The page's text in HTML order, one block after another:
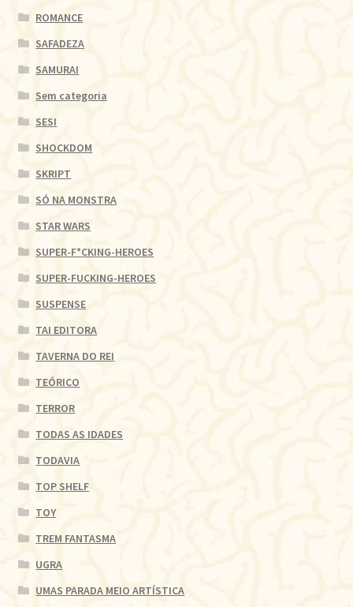
ROMANCE
SAFADEZA
SAMURAI
Sem categoria
SESI
SHOCKDOM
SKRIPT
SÓ NA MONSTRA
STAR WARS
SUPER-F*CKING-HEROES
SUPER-FUCKING-HEROES
SUSPENSE
TAI EDITORA
TAVERNA DO REI
TEÓRICO
TERROR
TODAS AS IDADES
TODAVIA
TOP SHELF
TOY
TREM FANTASMA
UGRA
UMAS PARADA MEIO ARTÍSTICA